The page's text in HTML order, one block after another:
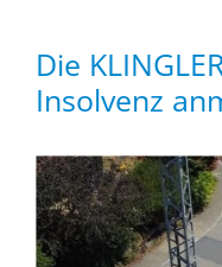
Die
Insolvenz